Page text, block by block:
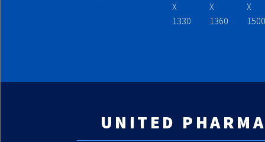
X
1330
X
1360
X
1500
UNITED